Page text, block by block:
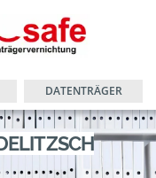
DATENTRÄGER